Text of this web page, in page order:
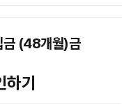
금 (48개월)금
기